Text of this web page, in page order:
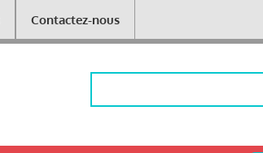
Contactez-nous